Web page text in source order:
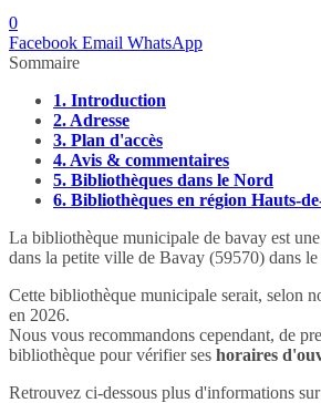
0
Facebook Email WhatsApp
Sommaire
1. Introduction
2. Adresse
3. Plan d'accès
4. Avis & commentaires
5. Bibliothèques dans le Nord
6. Bibliothèques en région Hauts-
La bibliothèque municipale de bavay est
dans la petite ville de Bavay (59570) dans
Cette bibliothèque municipale serait, selon
en 2026.
Nous vous recommandons cependant, de
bibliothèque pour vérifier ses horaires
Retrouvez ci-dessous plus d'informations